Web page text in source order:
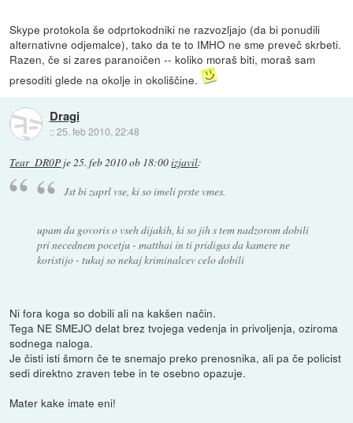
Skype protokola še odprtokodniki ne razvozljajo (da bi ponudili
alternativne odjemalce), tako da te to IMHO ne sme preveč skrbeti.
Razen, če si zares paranoičen -- koliko moraš biti, moraš sam
presoditi glede na okolje in okoliščine.
Dragi
::25. feb 2010, 22:48
Tear_DR0P je25. feb 2010 ob 18:00izjavil:
Jst bi zaprl vse, ki so imeli prste vmes.
upam da govoris o vseh dijakih, ki so jih s tem nadzorom dobili
pri necednem pocetju - matthai in ti pridigas da kamere ne
koristijo - tukaj so nekaj kriminalcev celo dobili
Ni fora koga so dobili ali na kakšen način.
Tega NE SMEJO delat brez tvojega vedenja in privoljenja, oziroma
sodnega naloga.
Je čisti isti šmorn če te snemajo preko prenosnika, ali pa če policist
sedi direktno zraven tebe in te osebno opazuje.
Mater kake imate eni!